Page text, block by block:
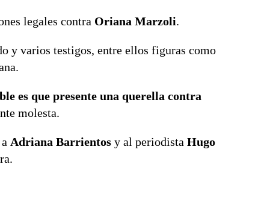
legales contra Oriana Marzoli.
y varios testigos, entre ellos figuras como
es que presente una querella contra
molesta.
Adriana Barrientos y al periodista Hugo